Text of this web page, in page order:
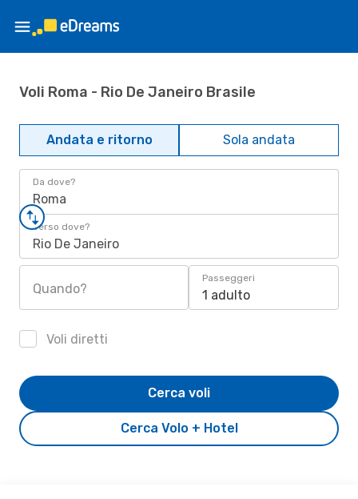
Voli Roma - Rio De Janeiro Brasile
Andata e ritorno Sola andata
Da dove?
Roma
Verso dove?
Rio De Janeiro
Quando?
Passeggeri
1 adulto
Voli diretti
Cerca Volo + Hotel
Cerca voli